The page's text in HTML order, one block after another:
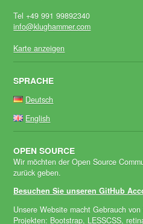
Tel +49 991 99892340
info@klughammer.com
Karte anzeigen
SPRACHE
Deutsch
English
OPEN SOURCE
Wir möchten der Open Source
zurück geben.
Besuchen Sie unseren GitHub
Unsere Website macht Gebrauch
Projekten: Bootstrap, LESSCSS,